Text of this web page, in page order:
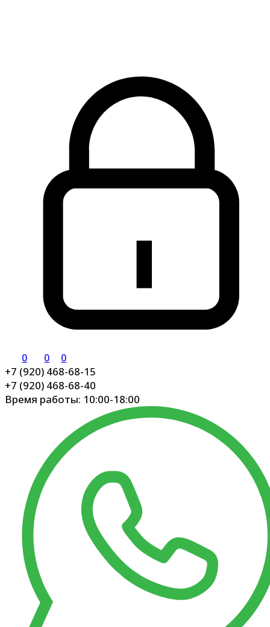
0 0 0
+7 (920) 468-68-15
+7 (920) 468-68-40
Время работы: 10:00-18:00